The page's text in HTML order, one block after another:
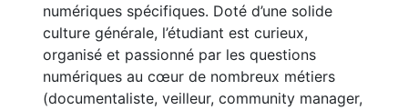
numériques spécifiques. Doté d’une solide
culture générale, l’étudiant est curieux,
organisé et passionné par les questions
numériques au cœur de nombreux métiers
(documentaliste, veilleur, community manager,